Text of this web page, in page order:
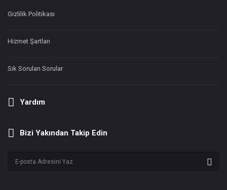
Gizlilik Politikası
Hizmet Şartları
Sık Sorulan Sorular
Yardım
Bizi Yakından Takip Edin